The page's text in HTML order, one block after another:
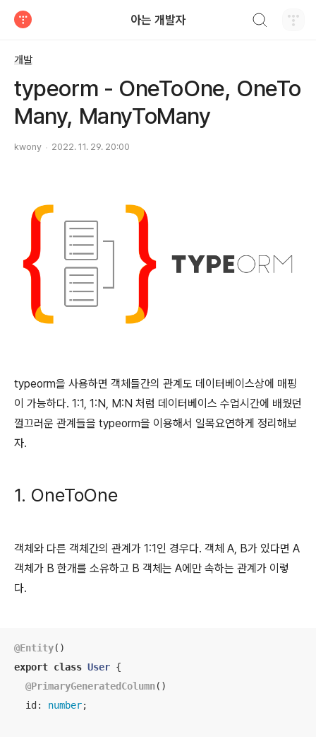
아는 개발자
개발
typeorm - OneToOne, OneTo
Many, ManyToMany
kwony 2022. 11. 29. 20:00
typeorm을 사용하면 객체들간의 관계도 데이터베이스상에 매핑
이 가능하다. 1:1, 1:N, M:N 처럼 데이터베이스 수업시간에 배웠던
껄끄러운 관계들을 typeorm을 이용해서 일목요연하게 정리해보
자.
1. OneToOne
객체와 다른 객체간의 관계가 1:1인 경우다. 객체 A, B가 있다면 A
객체가 B 한개를 소유하고 B 객체는 A에만 속하는 관계가 이렇
다.
@Entity
export class User {
@PrimaryGeneratedColumn()
id : number;